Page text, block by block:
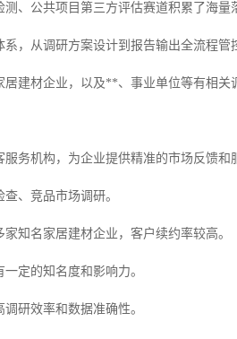
、公共项目第三方评估赛道积累了海
，从调研方案设计到报告输出全流程管
建材企业，以及**、事业单位等有相关
务机构，为企业提供精准的市场反馈和
、竞品市场调研。
知名家居建材企业，客户续约率较高。
定的知名度和影响力。
研效率和数据准确性。